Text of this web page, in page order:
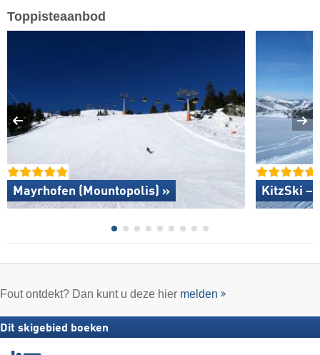
Toppisteaanbod
Mayrhofen (Mountopolis) » KitzSki –
Fout ontdekt? Dan kunt u deze hier melden
Dit skigebied boeken